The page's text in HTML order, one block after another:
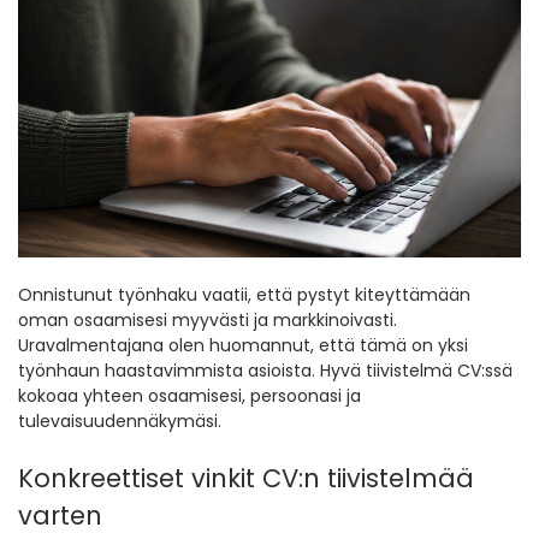
Onnistunut työnhaku vaatii, että pystyt kiteyttämään
oman osaamisesi myyvästi ja markkinoivasti.
Uravalmentajana olen huomannut, että tämä on yksi
työnhaun haastavimmista asioista. Hyvä tiivistelmä CV:ssä
kokoaa yhteen osaamisesi, persoonasi ja
tulevaisuudennäkymäsi.
Konkreettiset vinkit CV:n tiivistelmää
varten